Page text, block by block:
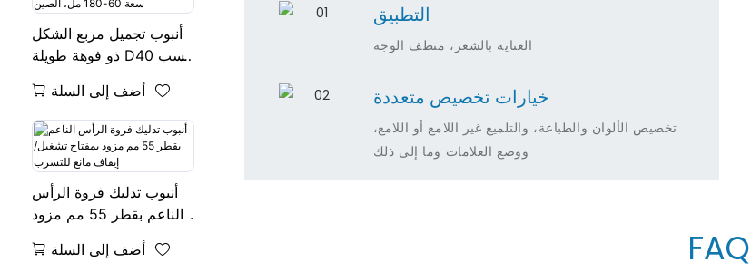
التطبيق
العناية بالشعر، منظف الوجه
خيارات تخصيص متعددة
تخصيص الألوان والطباعة، والتلميع غير اللامع أو اللامع،
ووضع العلامات وما إلى ذلك
FAQ
أنبوب تجميل مربع الشكل
ذو فوهة طويلة D40 حسب
ضغط من البولي إيثيلين
سعة 60-180 مل، الصين
أضف إلى السلة
أنبوب تدليك فروة الرأس
الناعم بقطر 55 مم مزود
للتسرب
أضف إلى السلة